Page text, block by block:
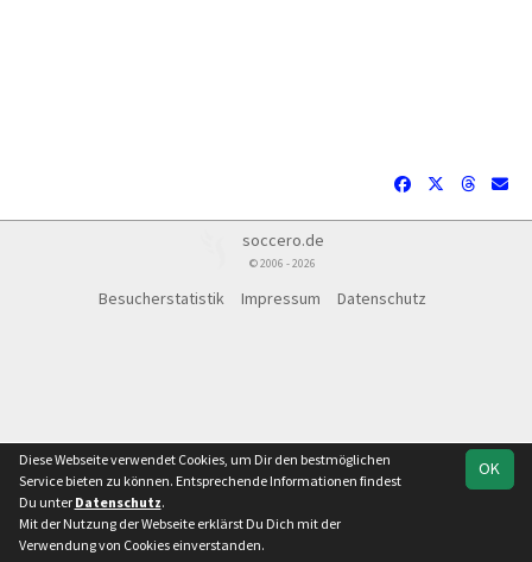
Team
soccero.de
© 2006 - 2026
Besucherstatistik Impressum Datenschutz
OK
Diese Webseite verwendet Cookies, um Dir den bestmöglichen
Service bieten zu können. Entsprechende Informationen findest
Du unter Datenschutz.
Mit der Nutzung der Webseite erklärst Du Dich mit der
Verwendung von Cookies einverstanden.